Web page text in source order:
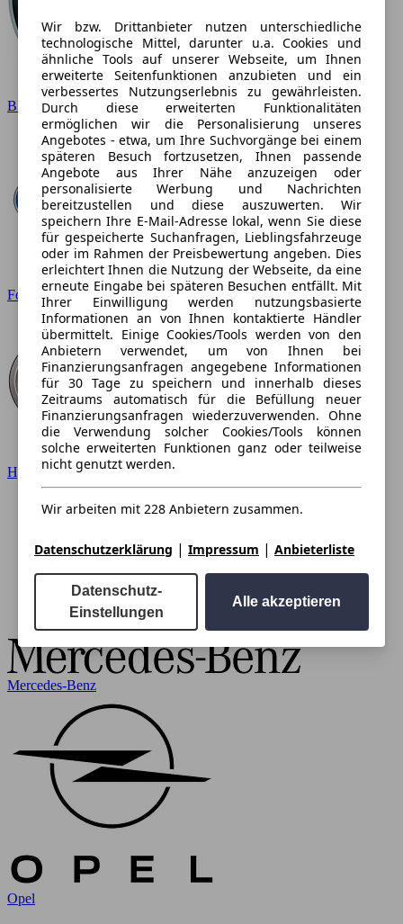
BMW
Ford
Hyundai
Mercedes-Benz
Opel
Wir bzw. Drittanbieter nutzen unterschiedliche
technologische Mittel, darunter u.a. Cookies und
ähnliche Tools auf unserer Webseite, um Ihnen
erweiterte Seitenfunktionen anzubieten und ein
verbessertes Nutzungserlebnis zu gewährleisten.
Durch diese erweiterten Funktionalitäten
ermöglichen wir die Personalisierung unseres
Angebotes - etwa, um Ihre Suchvorgänge bei einem
späteren Besuch fortzusetzen, Ihnen passende
Angebote aus Ihrer Nähe anzuzeigen oder
personalisierte Werbung und Nachrichten
bereitzustellen und diese auszuwerten. Wir
speichern Ihre E-Mail-Adresse lokal, wenn Sie diese
für gespeicherte Suchanfragen, Lieblingsfahrzeuge
oder im Rahmen der Preisbewertung angeben. Dies
erleichtert Ihnen die Nutzung der Webseite, da eine
erneute Eingabe bei späteren Besuchen entfällt. Mit
Ihrer Einwilligung werden nutzungsbasierte
Informationen an von Ihnen kontaktierte Händler
übermittelt. Einige Cookies/Tools werden von den
Anbietern verwendet, um von Ihnen bei
Finanzierungsanfragen angegebene Informationen
für 30 Tage zu speichern und innerhalb dieses
Zeitraums automatisch für die Befüllung neuer
Finanzierungsanfragen wiederzuverwenden. Ohne
die Verwendung solcher Cookies/Tools können
solche erweiterten Funktionen ganz oder teilweise
nicht genutzt werden.
Wir arbeiten mit 228 Anbietern zusammen.
Datenschutzerklärung | Impressum | Anbieterliste
Datenschutz-
Einstellungen
Alle akzeptieren